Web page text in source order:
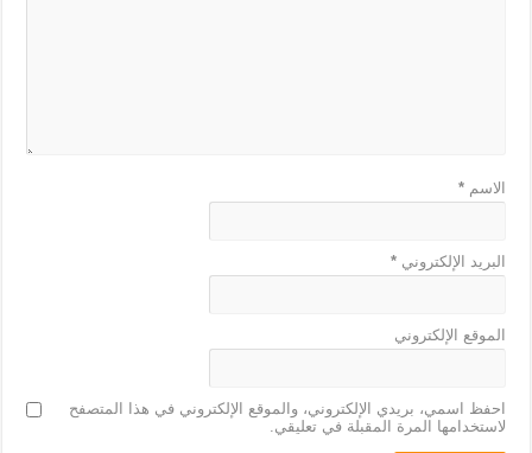
الاسم*
البريد الإلكتروني*
الموقع الإلكتروني
احفظ اسمي، بريدي الإلكتروني، والموقع الإلكتروني في هذا المتصفح
لاستخدامها المرة المقبلة في تعليقي.